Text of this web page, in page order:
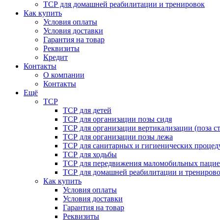
ТСР для домашней реабилитации и тренировок
Как купить
Условия оплаты
Условия доставки
Гарантия на товар
Реквизиты
Кредит
Контакты
О компании
Контакты
Ещё
ТСР
ТСР для детей
ТСР для организации позы сидя
ТСР для организации вертикализации (поза
ТСР для организации позы лежа
ТСР для санитарных и гигиенических
ТСР для ходьбы
ТСР для передвижения маломобильных
ТСР для домашней реабилитации и
Как купить
Условия оплаты
Условия доставки
Гарантия на товар
Реквизиты